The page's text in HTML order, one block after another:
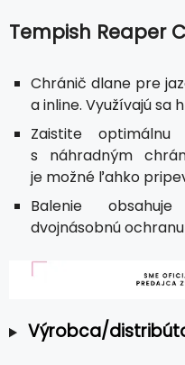
Tempish Reaper
Chránič dlane pre
a inline. Využívajú sa
Zaistite
s náhradným
je možné ľahko
Balenie
dvojnásobnú
Výrobca/